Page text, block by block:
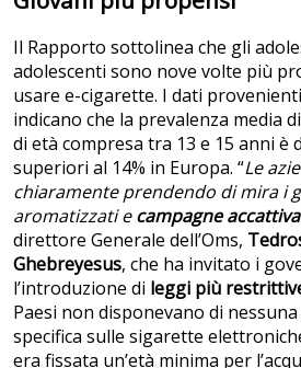
Il Rapporto sottolinea che gli
adolescenti sono nove volte più
usare e-cigarette. I dati
indicano che la prevalenza media
di età compresa tra 13 e 15 anni è
superiori al 14% in Europa. “Le
chiaramente prendendo di mira i
aromatizzati ecampagne
direttore Generale dell’Oms,
Ghebreyesus, che ha invitato i
l’introduzione di leggi più
Paesi non disponevano di
specifica sulle sigarette
era fissata un’età minima per